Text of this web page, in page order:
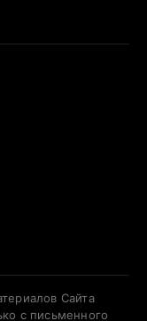
Сайта
с письменного